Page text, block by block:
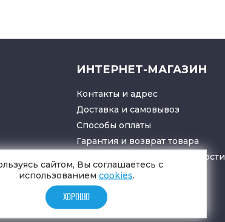
ИНТЕРНЕТ-МАГАЗИН
Контакты и адрес
Доставка и самовывоз
Способы оплаты
Гарантия и возврат товара
Политика конфиденциальности
сайтом, Вы соглашаетесь с
использованием cookies.
ХОРОШО